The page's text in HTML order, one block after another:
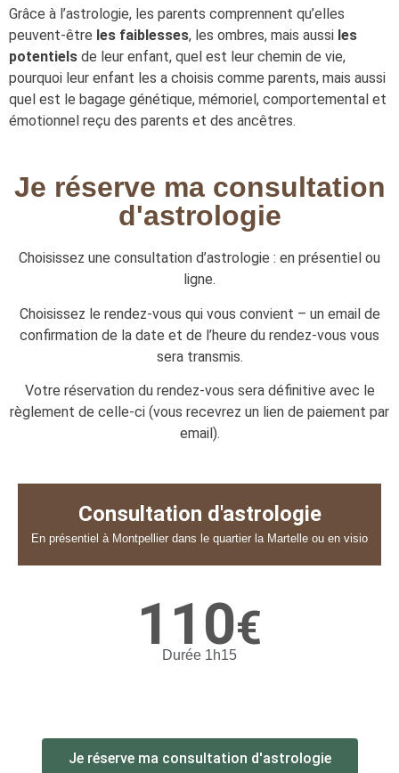
Grâce à l’astrologie, les parents comprennent qu’elles
peuvent-être les faiblesses, les ombres, mais aussi les
potentiels de leur enfant, quel est leur chemin de vie,
pourquoi leur enfant les a choisis comme parents, mais aussi
quel est le bagage génétique, mémoriel, comportemental et
émotionnel reçu des parents et des ancêtres.
Je réserve ma consultation
d'astrologie
Choisissez une consultation d’astrologie : en présentiel ou
ligne.
Choisissez le rendez-vous qui vous convient – un email de
confirmation de la date et de l’heure du rendez-vous vous
sera transmis.
Votre réservation du rendez-vous sera définitive avec le
règlement de celle-ci (vous recevrez un lien de paiement par
email).
Consultation d'astrologie
En présentiel à Montpellier dans le quartier la Martelle ou en visio
110€
Durée 1h15
Je réserve ma consultation d'astrologie